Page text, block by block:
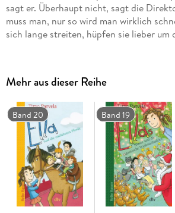
sagt er. Überhaupt nicht, sagt die
muss man, nur so wird man wirklich
sich lange streiten, hüpfen sie lieber um
Wochen, sagt die
wieder heil.
In der Schule ist es wirklich lustig, und
das sogar der Lehrer.
Zu diesem Buch finden Sie Quizfragen
Mehr aus dieser Reihe
Band 20 Band 19